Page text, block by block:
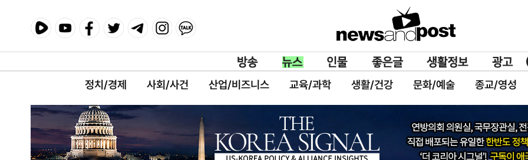
정치/경제 사회/사건 산업/비즈니스 교육/과학 생활/건강 문화/예술 종교/영성